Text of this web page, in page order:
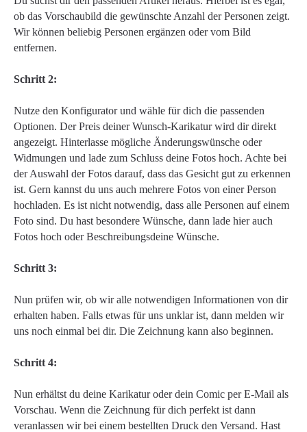
ob das Vorschaubild die gewünschte Anzahl der Personen zeigt.
Wir können beliebig Personen ergänzen oder vom Bild
entfernen.
Schritt 2:
Nutze den Konfigurator und wähle für dich die passenden
Optionen. Der Preis deiner Wunsch-Karikatur wird dir direkt
angezeigt. Hinterlasse mögliche Änderungswünsche oder
Widmungen und lade zum Schluss deine Fotos hoch. Achte bei
der Auswahl der Fotos darauf, dass das Gesicht gut zu erkennen
ist. Gern kannst du uns auch mehrere Fotos von einer Person
hochladen. Es ist nicht notwendig, dass alle Personen auf einem
Foto sind. Du hast besondere Wünsche, dann lade hier auch
Fotos hoch oder Beschreibungsdeine Wünsche.
Schritt 3:
Nun prüfen wir, ob wir alle notwendigen Informationen von dir
erhalten haben. Falls etwas für uns unklar ist, dann melden wir
uns noch einmal bei dir. Die Zeichnung kann also beginnen.
Schritt 4:
Nun erhältst du deine Karikatur oder dein Comic per E-Mail als
Vorschau. Wenn die Zeichnung für dich perfekt ist dann
veranlassen wir bei einem bestellten Druck den Versand. Hast